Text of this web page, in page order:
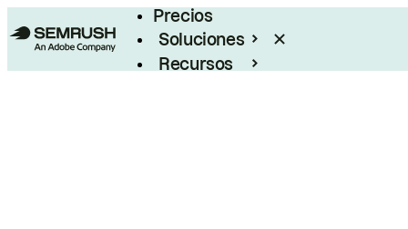
Precios
Soluciones
Recursos